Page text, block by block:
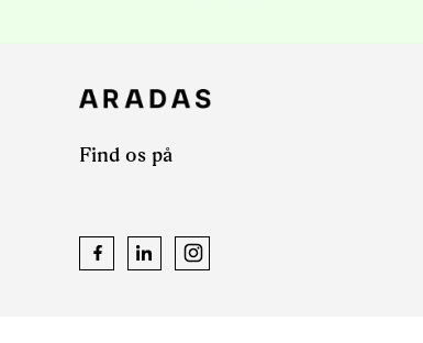
Find os på
FacebookLinkedInInstagram